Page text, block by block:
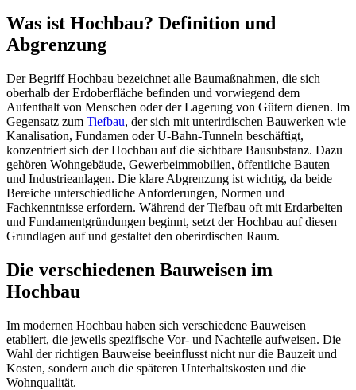
Was ist Hochbau? Definition und
Abgrenzung
Der Begriff Hochbau bezeichnet alle Baumaßnahmen, die sich
oberhalb der Erdoberfläche befinden und vorwiegend dem
Aufenthalt von Menschen oder der Lagerung von Gütern dienen. Im
Gegensatz zum Tiefbau, der sich mit unterirdischen Bauwerken wie
Kanalisation, Fundamen oder U-Bahn-Tunneln beschäftigt,
konzentriert sich der Hochbau auf die sichtbare Bausubstanz. Dazu
gehören Wohngebäude, Gewerbeimmobilien, öffentliche Bauten
und Industrieanlagen. Die klare Abgrenzung ist wichtig, da beide
Bereiche unterschiedliche Anforderungen, Normen und
Fachkenntnisse erfordern. Während der Tiefbau oft mit Erdarbeiten
und Fundamentgründungen beginnt, setzt der Hochbau auf diesen
Grundlagen auf und gestaltet den oberirdischen Raum.
Die verschiedenen Bauweisen im
Hochbau
Im modernen Hochbau haben sich verschiedene Bauweisen
etabliert, die jeweils spezifische Vor- und Nachteile aufweisen. Die
Wahl der richtigen Bauweise beeinflusst nicht nur die Bauzeit und
Kosten, sondern auch die späteren Unterhaltskosten und die
Wohnqualität.